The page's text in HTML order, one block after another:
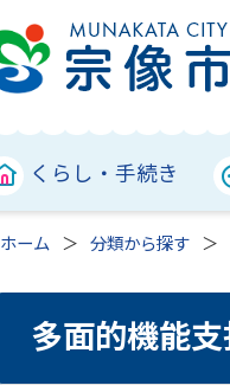
くらし・手続き
ホーム 分類から探す
多面的機能